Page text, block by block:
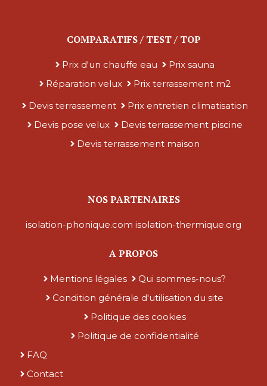
COMPARATIFS / TEST / TOP
Prix d'un chauffe eau
Prix sauna
Réparation velux
Prix terrassement m2
Devis terrassement
Prix entretien climatisation
Devis pose velux
Devis terrassement piscine
Devis terrassement maison
NOS PARTENAIRES
isolation-phonique.com isolation-thermique.org
A PROPOS
Mentions légales
Qui sommes-nous?
Condition générale d'utilisation du site
Politique des cookies
Politique de confidentialité
FAQ
Contact